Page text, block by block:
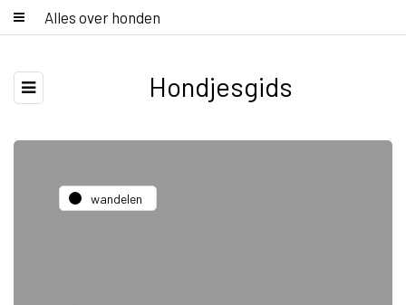
Alles over honden
Hondjesgids
wandelen